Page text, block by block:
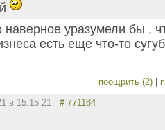
наверное уразумели бы ,
есть еще что-то
поощрить (2)
в 15:15:21 # 771184